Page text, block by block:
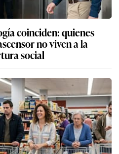
coinciden: quienes
no viven a la
social